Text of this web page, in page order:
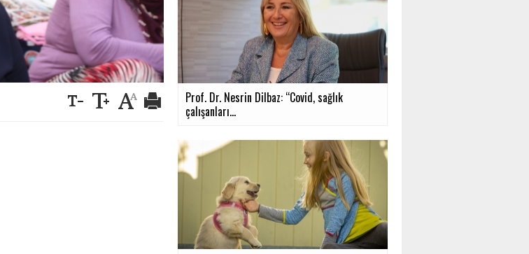
Prof. Dr. Nesrin Dilbaz: “Covid, sağlık
çalışanları...